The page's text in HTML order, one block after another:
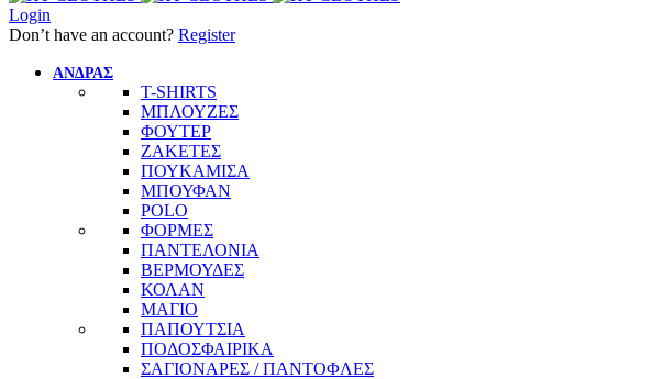
Login
Don’t have an account? Register
ΑΝΔΡΑΣ
T-SHIRTS
ΜΠΛΟΥΖΕΣ
ΦΟΥΤΕΡ
ΖΑΚΕΤΕΣ
ΠΟΥΚΑΜΙΣΑ
ΜΠΟΥΦΑΝ
POLO
ΦΟΡΜΕΣ
ΠΑΝΤΕΛΟΝΙΑ
ΒΕΡΜΟΥΔΕΣ
ΚΟΛΑΝ
ΜΑΓΙΟ
ΠΑΠΟΥΤΣΙΑ
ΠΟΔΟΣΦΑΙΡΙΚΑ
ΣΑΓΙΟΝΑΡΕΣ / ΠΑΝΤΟΦΛΕΣ